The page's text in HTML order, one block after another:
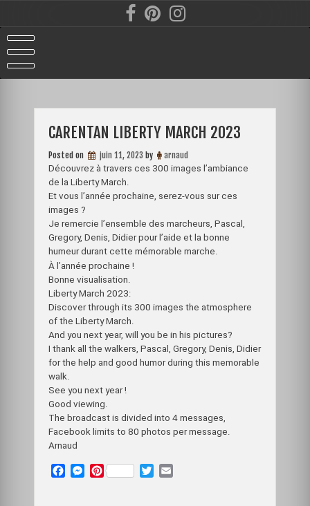
content
CARENTAN LIBERTY MARCH 2023
Posted on juin 11, 2023 by
arnaud
Découvrez à travers ces 300 images l’ambiance
de la Liberty March.
Et vous l’année prochaine, serez-vous sur ces
images ?
Je remercie l’ensemble des marcheurs, Pascal,
Gregory, Denis, Didier pour l’aide et la bonne
humeur durant cette mémorable marche.
À l’année prochaine !
Bonne visualisation.
Liberty March 2023:
Discover through its 300 images the atmosphere
of the Liberty March.
And you next year, will you be in his pictures?
I thank all the walkers, Pascal, Gregory, Denis, Didier
for the help and good humor during this memorable
walk.
See you next year !
Good viewing.
The broadcast is divided into 4 messages,
Facebook limits to 80 photos per message.
Arnaud
M
P